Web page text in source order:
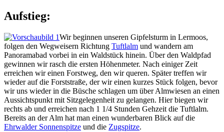
Aufstieg:
Wir beginnen unseren Gipfelsturm in Lermoos,
folgen den Wegweisern Richtung Tuftlalm und wandern am
Panoramabad vorbei in ein Waldstück hinein. Über den Waldpfad
gewinnen wir rasch die ersten Höhenmeter. Nach einiger Zeit
erreichen wir einen Forstweg, den wir queren. Später treffen wir
wieder auf die Forststraße, der wir einen kurzes Stück folgen, bevor
wir uns wieder in die Büsche schlagen um über Almwiesen an einen
Aussichtspunkt mit Sitzgelegenheit zu gelangen. Hier biegen wir
rechts ab und erreichen nach 1 1/4 Stunden Gehzeit die Tuftlalm.
Bereits an der Alm hat man einen wunderbaren Blick auf die
Ehrwalder Sonnenspitze und die Zugspitze.